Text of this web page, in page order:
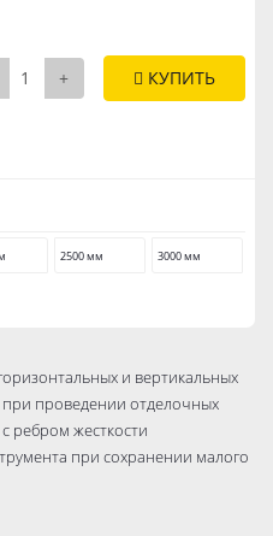
+ КУПИТЬ
2500 мм 3000 мм
и вертикальных
проведении отделочных
ребром жесткости
при сохранении малого